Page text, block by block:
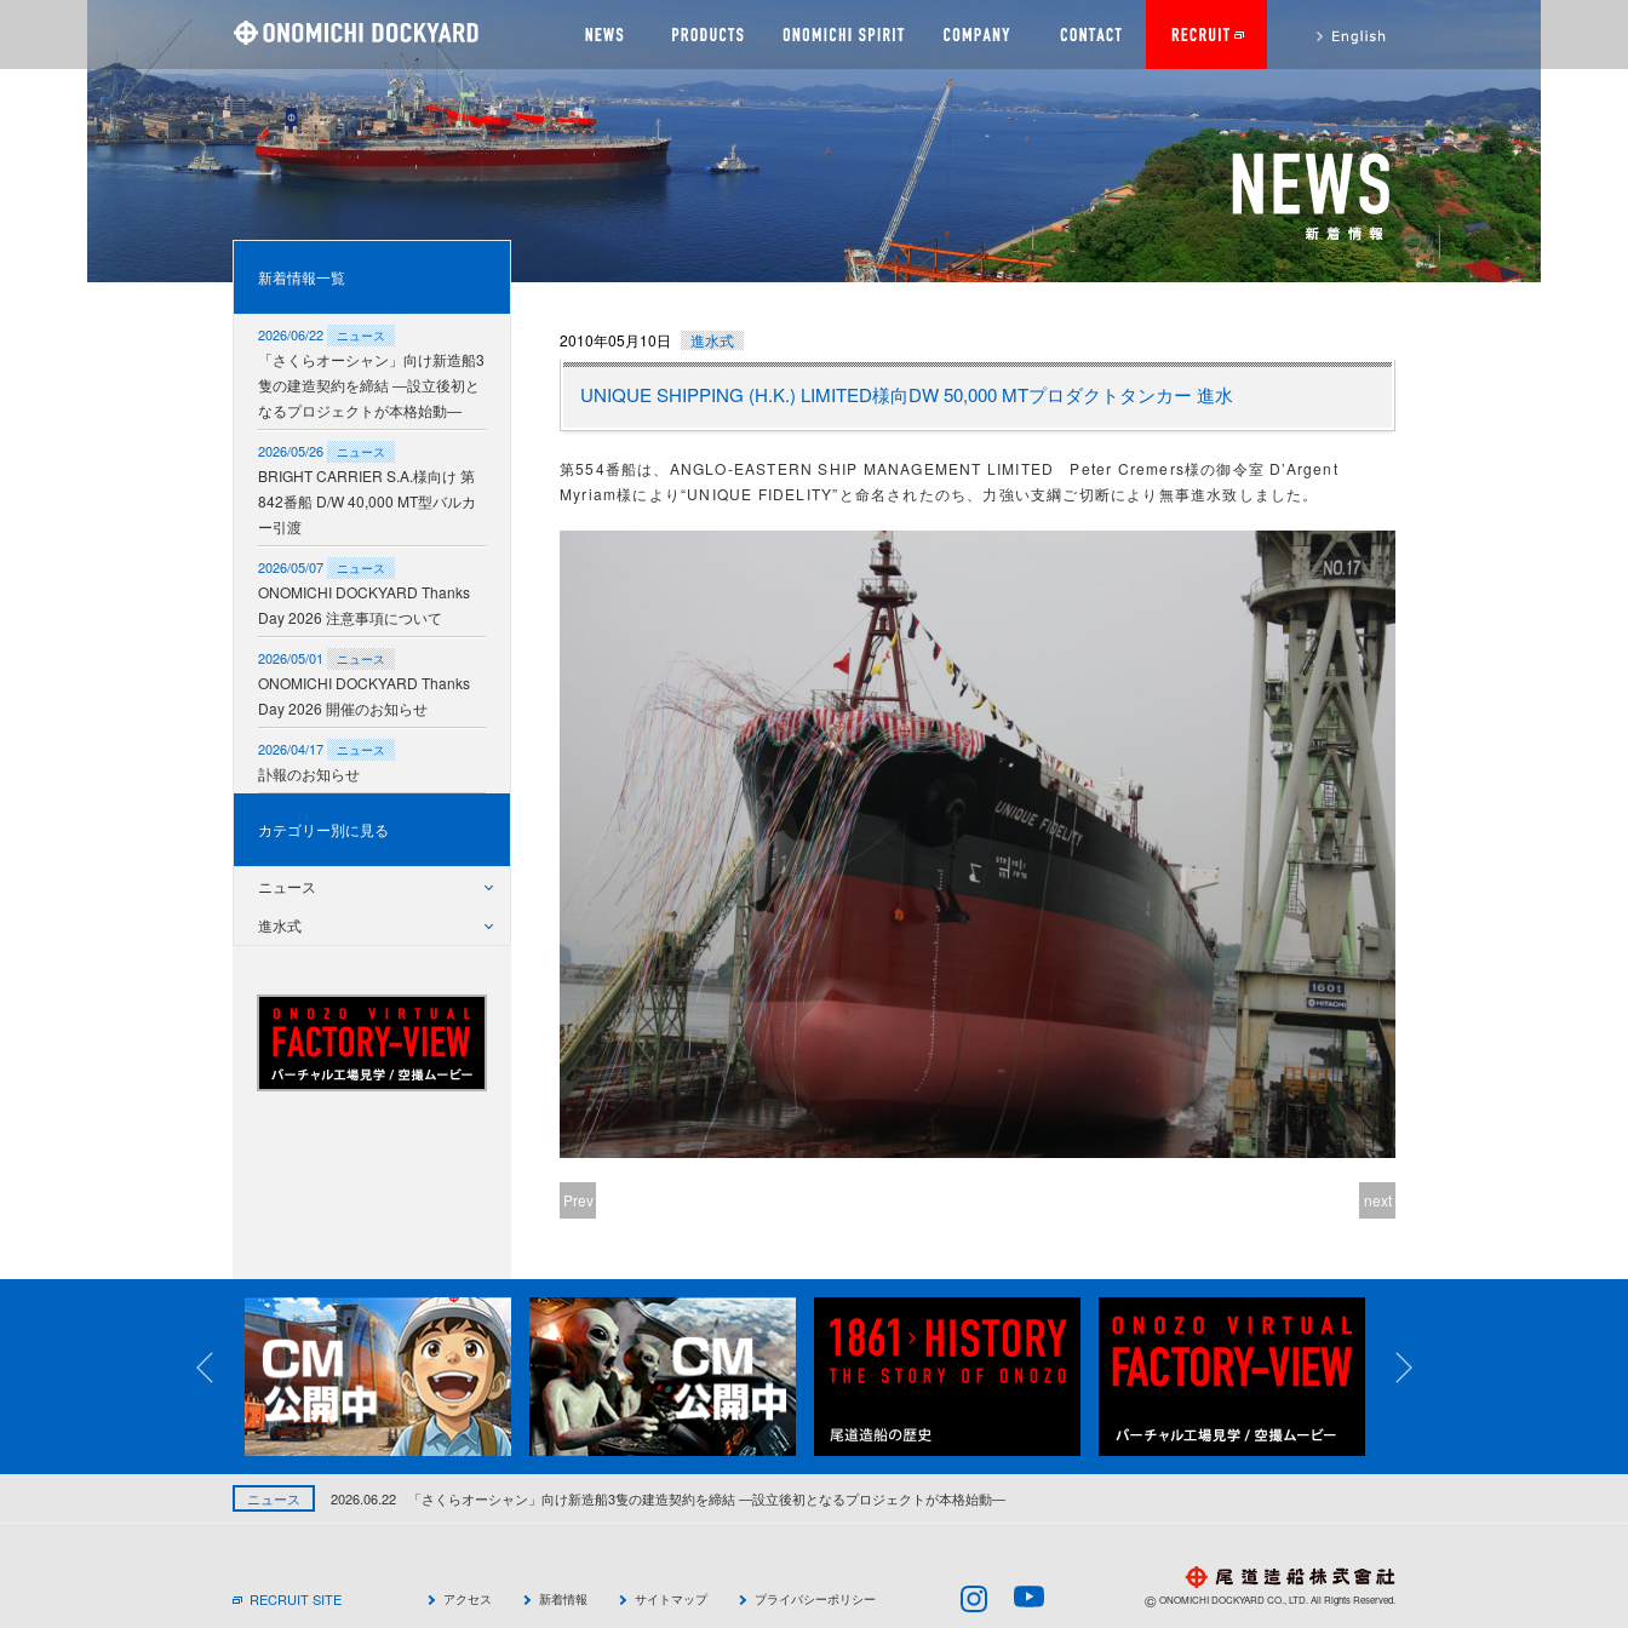
2010年05月10日 進水式
UNIQUE SHIPPING (H.K.) LIMITED様向DW 50,000 MTプロダクトタンカー 進水
第554番船は、ANGLO-EASTERN SHIP MANAGEMENT LIMITED Peter Cremers様の御令室 D’Argent
Myriam様により“UNIQUE FIDELITY”と命名されたのち、力強い支綱ご切断により無事進水致しました。
Prev next
新着情報一覧
2026/06/22 ニュース
「さくらオーシャン」向け新造船3
隻の建造契約を締結 ―設立後初と
なるプロジェクトが本格始動―
2026/05/26 ニュース
BRIGHT CARRIER S.A.様向け 第
842番船 D/W 40,000 MT型バルカ
ー引渡
2026/05/07 ニュース
ONOMICHI DOCKYARD Thanks
Day 2026 注意事項について
2026/05/01 ニュース
ONOMICHI DOCKYARD Thanks
Day 2026 開催のお知らせ
2026/04/17 ニュース
訃報のお知らせ
カテゴリー別に見る
ニュース
進水式
ニュース 2026.06.22 「さくらオーシャン」向け新造船3隻の建造契約を締結 ―設立後初となるプロジェクトが本格始動―
RECRUIT SITE アクセス 新着情報 サイトマップ プライバシーポリシー ©ONOMICHI DOCKYARD CO., LTD. All Rights Reserved.